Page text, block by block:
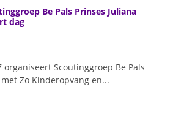
Be Pals Prinses Juliana
dag
organiseert Scoutinggroep Be Pals
Zo Kinderopvang en...